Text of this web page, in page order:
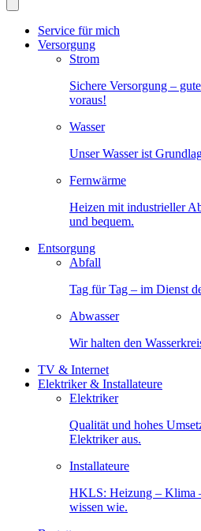
Service für mich
Versorgung
Strom
Sichere Versorgung –
voraus!
Wasser
Unser Wasser ist
Fernwärme
Heizen mit industrieller
und bequem.
Entsorgung
Abfall
Tag für Tag – im Dienst
Abwasser
Wir halten den
TV & Internet
Elektriker & Installateure
Elektriker
Qualität und hohes
Elektriker aus.
Installateure
HKLS: Heizung – Klima
wissen wie.